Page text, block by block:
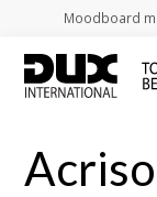
Moodboard